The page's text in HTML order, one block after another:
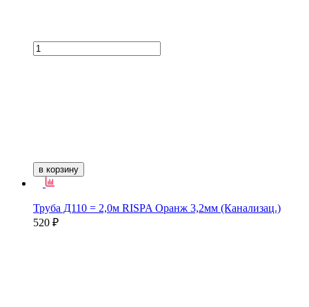
в корзину
Труба Д110 = 2,0м RISPA Оранж 3,2мм (Канализац.)
520 ₽